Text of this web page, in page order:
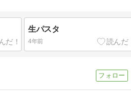
生パスタ
4年前